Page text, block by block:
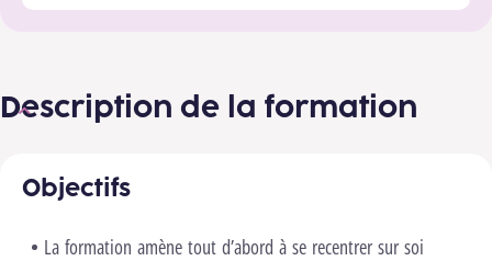
Description de la formation
Objectifs
La formation amène tout d’abord à se recentrer sur soi